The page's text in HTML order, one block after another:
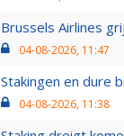
Brussels Airlines
04-08-2026, 11:47
Stakingen en dure
04-08-2026, 11:38